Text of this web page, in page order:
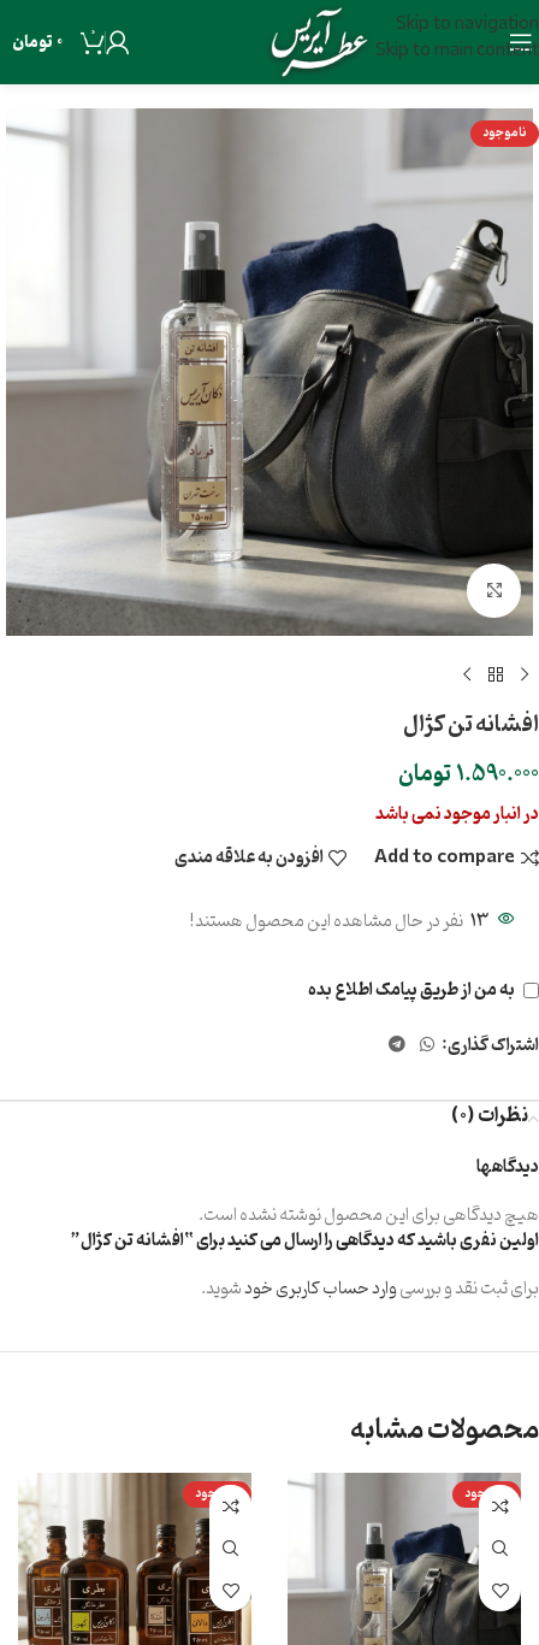
Skip to navigation
Skip to main content
0
0تومان
ناموجود
بزرگنمایی تصویر
افشانه تن کژال
1.590.000تومان
در انبار موجود نمی باشد
Add to compare
افزودن به علاقه مندی
13 نفر در حال مشاهده این محصول هستند!
به من از طریق پیامک اطلاع بده
اشتراک گذاری:
نظرات (0)
دیدگاهها
هیچ دیدگاهی برای این محصول نوشته نشده است.
اولین نفری باشید که دیدگاهی را ارسال می کنید برای “افشانه تن کژال”
برای ثبت نقد و بررسیوارد حساب کاربری خودشوید.
محصولات مشابه
ناموجود ناموجود